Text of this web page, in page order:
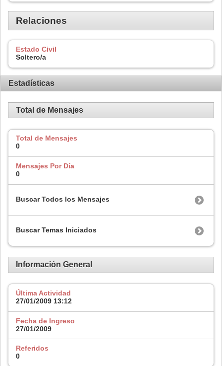
Relaciones
Estado Civil
Soltero/a
Estadísticas
Total de Mensajes
Total de Mensajes
0
Mensajes Por Día
0
Buscar Todos los Mensajes
Buscar Temas Iniciados
Información General
Última Actividad
27/01/2009 13:12
Fecha de Ingreso
27/01/2009
Referidos
0